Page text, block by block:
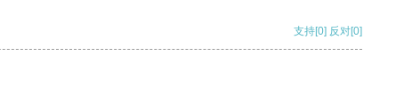
支持[0] 反对[0]